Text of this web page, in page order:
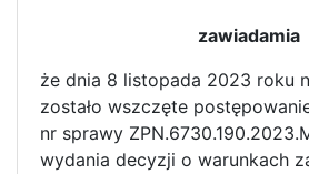
zawiadamia
że dnia 8 listopada 2023 roku
zostało wszczęte
nr sprawy
wydania decyzji o warunkach